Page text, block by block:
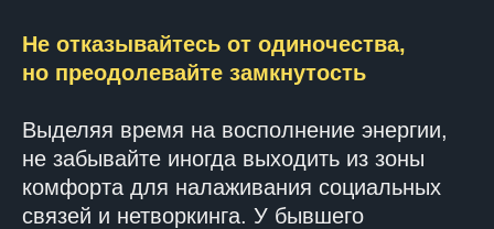
Не отказывайтесь от одиночества,
но преодолевайте замкнутость
Выделяя время на восполнение энергии,
не забывайте иногда выходить из зоны
комфорта для налаживания социальных
связей и нетворкинга. У бывшего